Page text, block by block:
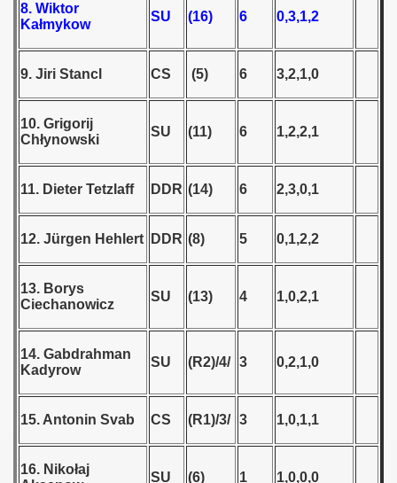
8. Wiktor
Kałmykow
SU (16) 6 0,3,1,2
9. Jiri Stancl CS (5) 6 3,2,1,0
10. Grigorij
Chłynowski
SU (11) 6 1,2,2,1
11. Dieter Tetzlaff DDR (14) 6 2,3,0,1
12. Jürgen Hehlert DDR (8) 5 0,1,2,2
13. Borys
Ciechanowicz
SU (13) 4 1,0,2,1
14. Gabdrahman
Kadyrow
SU (R2)/4/ 3 0,2,1,0
15. Antonin Svab CS (R1)/3/ 3 1,0,1,1
16. Nikołaj
SU (6) 1 1,0,0,0
Qualification) - 1970
- 1970
Qualification) - 1970
- 1970
- 1970
Qualifications) - 1970
Qualifications - 1970
Qualifications) - 1970
- 1970